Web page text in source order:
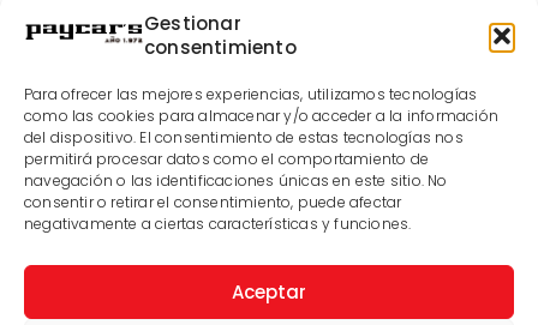
Gestionar
consentimiento
Para ofrecer las mejores experiencias, utilizamos tecnologías
como las cookies para almacenar y/o acceder a la información
del dispositivo. El consentimiento de estas tecnologías nos
permitirá procesar datos como el comportamiento de
navegación o las identificaciones únicas en este sitio. No
consentir o retirar el consentimiento, puede afectar
negativamente a ciertas características y funciones.
Aceptar
estos factores a la hora de elegir los colores para
que no haya ningún elemento disonante.
Por último debes saber que es importante que
cuentes con unplan Ben caso de meteorología
adversa. Y es que hasta en los días más
calurosos del verano puede llegar un temporal
de lluvia y viento. Por este motivo deberías
contar con alguna carpa o pérgola en la que
poder estar en caso de que el tiempo no sea el
que esperabas. También deberías habilitar una
zona con sombrillas y parasoles por si hiciera
demasiado calor.